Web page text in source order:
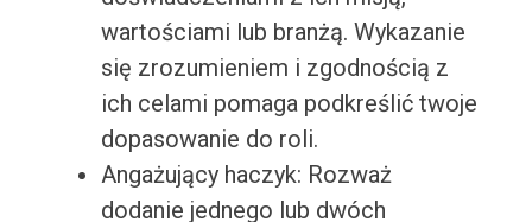
wartościami lub branżą. Wykazanie
się zrozumieniem i zgodnością z
ich celami pomaga podkreślić twoje
dopasowanie do roli.
Angażujący haczyk: Rozważ
dodanie jednego lub dwóch